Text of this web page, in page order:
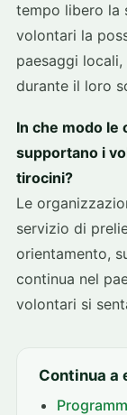
tempo libero la
volontari la
paesaggi
durante il loro
In che modo le
supportano i
tirocini?
Le
servizio di
orientamento,
continua nel
volontari si
Continua a